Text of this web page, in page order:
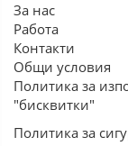
За нас
Работа
Контакти
Общи условия
Политика за
"бисквитки"
Политика за